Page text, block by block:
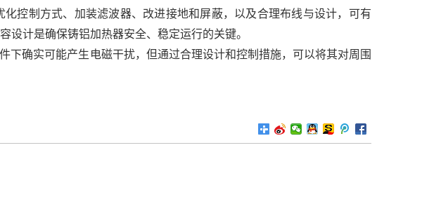
控制方式、加装滤波器、改进接地和屏蔽，以及合理布线与设计，可有
设计是确保铸铝加热器安全、稳定运行的关键。
下确实可能产生电磁干扰，但通过合理设计和控制措施，可以将其对周围